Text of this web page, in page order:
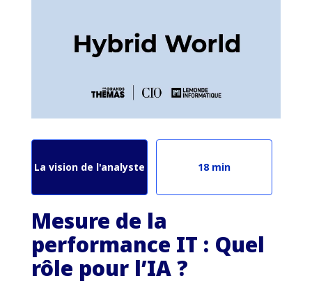
La vision de l'analyste 18 min
Mesure de la
performance IT : Quel
rôle pour l’IA ?